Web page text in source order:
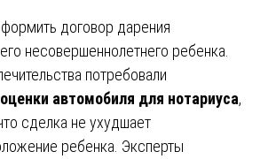
договор дарения
несовершеннолетнего ребенка.
потребовали
автомобиля для нотариуса,
сделка не ухудшает
ребенка. Эксперты